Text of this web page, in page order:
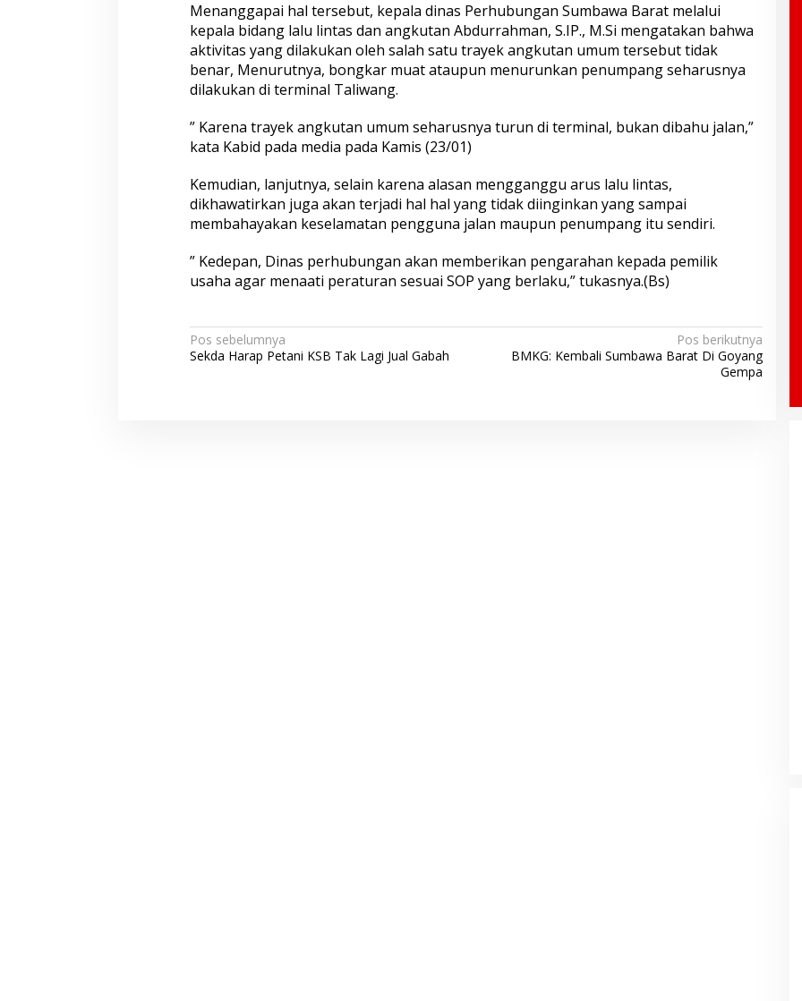
Menanggapai hal tersebut, kepala dinas Perhubungan Sumbawa Barat melalui
kepala bidang lalu lintas dan angkutan Abdurrahman, S.IP., M.Si mengatakan bahwa
aktivitas yang dilakukan oleh salah satu trayek angkutan umum tersebut tidak
benar, Menurutnya, bongkar muat ataupun menurunkan penumpang seharusnya
dilakukan di terminal Taliwang.
” Karena trayek angkutan umum seharusnya turun di terminal, bukan dibahu jalan,”
kata Kabid pada media pada Kamis (23/01)
Kemudian, lanjutnya, selain karena alasan mengganggu arus lalu lintas,
dikhawatirkan juga akan terjadi hal hal yang tidak diinginkan yang sampai
membahayakan keselamatan pengguna jalan maupun penumpang itu sendiri.
” Kedepan, Dinas perhubungan akan memberikan pengarahan kepada pemilik
usaha agar menaati peraturan sesuai SOP yang berlaku,” tukasnya.(Bs)
N
a
Pos sebelumnya
Sekda Harap Petani KSB Tak Lagi Jual Gabah
Pos berikutnya
BMKG: Kembali Sumbawa Barat Di Goyang
Gempa